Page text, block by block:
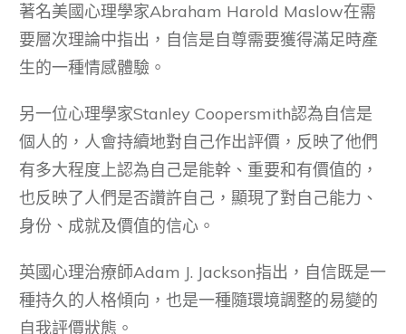
著名美國心理學家Abraham Harold Maslow在需
要層次理論中指出，自信是自尊需要獲得滿足時產
生的一種情感體驗。
另一位心理學家Stanley Coopersmith認為自信是
個人的，人會持續地對自己作出評價，反映了他們
有多大程度上認為自己是能幹、重要和有價值的，
也反映了人們是否讚許自己，顯現了對自己能力、
身份、成就及價值的信心。
英國心理治療師Adam J. Jackson指出，自信既是一
種持久的人格傾向，也是一種隨環境調整的易變的
自我評價狀態。